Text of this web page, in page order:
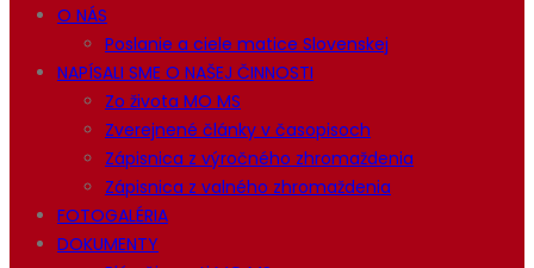
O NÁS
Poslanie a ciele matice Slovenskej
NAPÍSALI SME O NAŠEJ ČINNOSTI
Zo života MO MS
Zverejnené články v časopisoch
Zápisnica z výročného zhromaždenia
Zápisnica z valného zhromaždenia
FOTOGALÉRIA
DOKUMENTY